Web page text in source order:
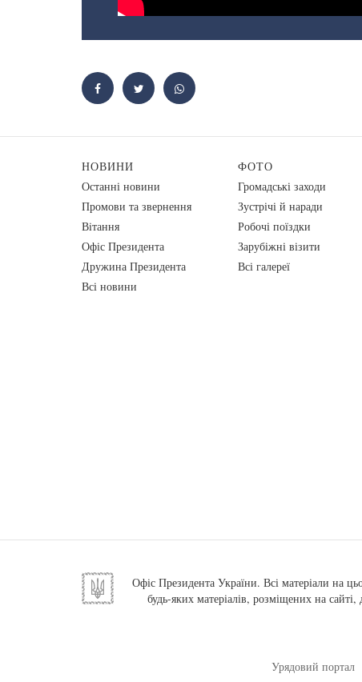
НОВИНИ
Останні новини
Промови та звернення
Вiтання
Офіс Президента
Дружина Президента
Всі новини
ФОТО
Громадські заходи
Зустрічі й наради
Робочі поїздки
Зарубіжні візити
Всі галереї
Офіс Президента України. Всі матеріали на
будь-яких матеріалів, розміщених на
Урядовий портал